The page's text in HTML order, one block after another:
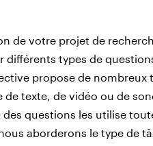
de votre projet de
différents types de
propose de nombreux
de texte, de vidéo ou de
questions les utilise
aborderons le type de